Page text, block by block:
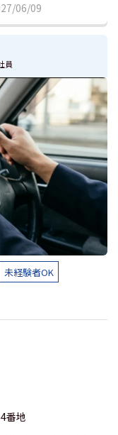
06/09
員
未経験者OK
番地